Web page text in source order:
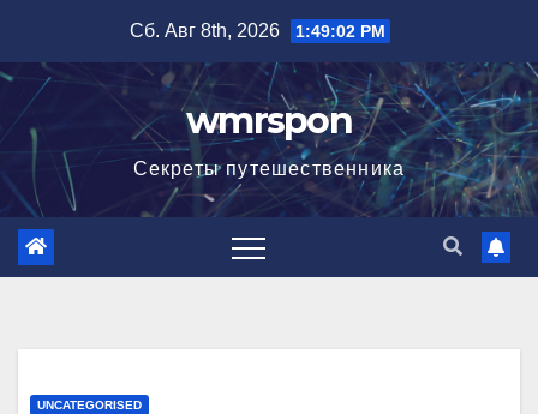
содержимому
Сб. Авг 8th, 2026 1:49:03 PM
wmrspon
Секреты путешественника
UNCATEGORISED